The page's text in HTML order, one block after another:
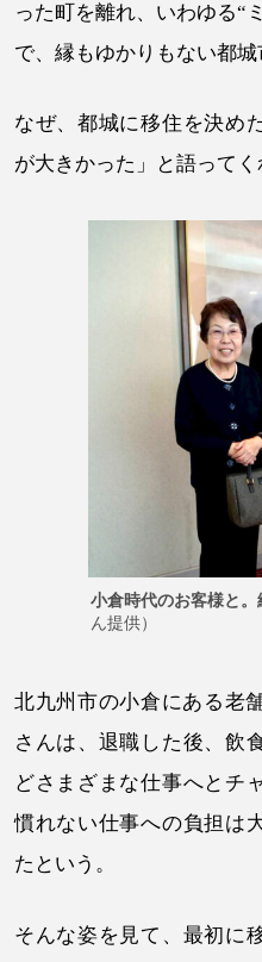
った町を離れ、いわゆる“
で、縁もゆかりもない都城
なぜ、都城に移住を決め
が大きかった」と語ってく
小倉時代のお客様と
ん提供）
北九州市の小倉にある老
さんは、退職した後、飲
どさまざまな仕事へとチ
慣れない仕事への負担は
たという。
そんな姿を見て、最初に